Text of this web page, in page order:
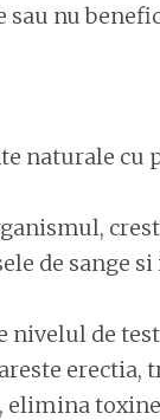
sau nu
naturale cu
de sange
nivelul de
erectia,
elimina